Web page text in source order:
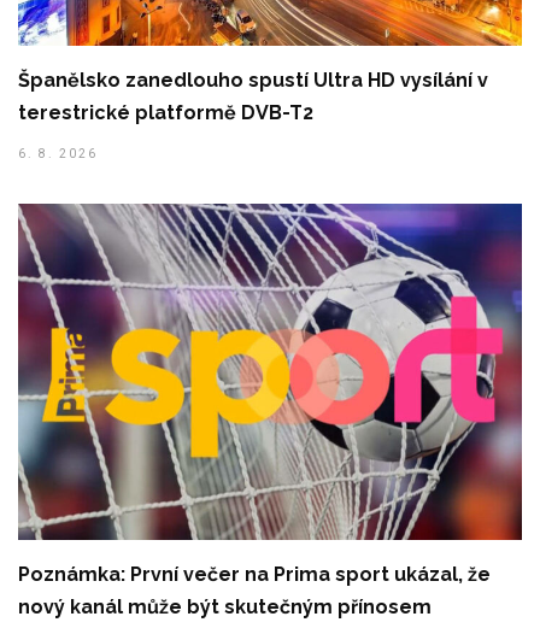
Španělsko zanedlouho spustí Ultra HD vysílání v
terestrické platformě DVB-T2
6. 8. 2026
Poznámka: První večer na Prima sport ukázal, že
nový kanál může být skutečným přínosem